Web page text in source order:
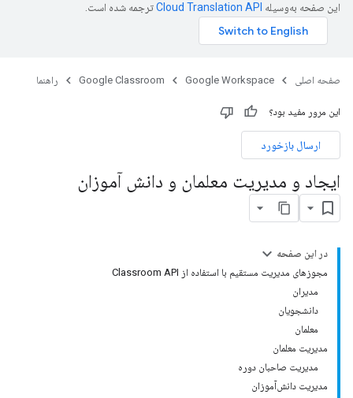
این صفحه به‌وسیله ترجمه شده است.
صفحه اصلی Google Workspace
Google Classroom راهنما
این مرور مفید بود؟
ارسال بازخورد
ایجاد و مدیریت معلمان و دانش آموزان
در این صفحه
مجوزهای مدیریت مستقیم با استفاده از Classroom API
مدیران
دانشجویان
معلمان
مدیریت معلمان
مدیریت صاحبان دوره
مدیریت دانش‌آموزان